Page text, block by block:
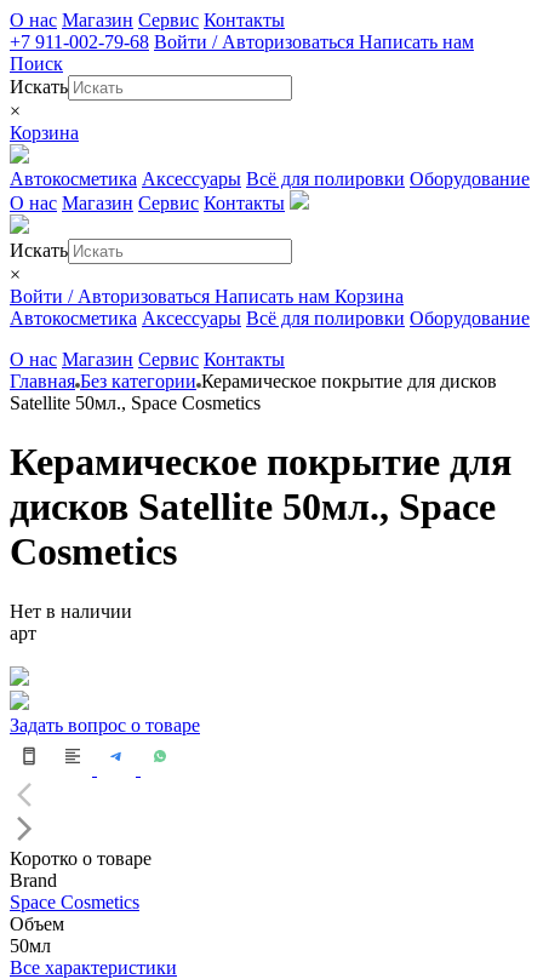
О нас Магазин Сервис Контакты
+7 911-002-79-68 Войти / Авторизоваться Написать нам
Поиск
Искать
×
Корзина
Автокосметика Аксессуары Всё для полировки Оборудование
О нас Магазин Сервис Контакты
Искать
×
Войти / Авторизоваться Написать нам Корзина
Автокосметика Аксессуары Всё для полировки Оборудование
О нас Магазин Сервис Контакты
Главная Без категории Керамическое покрытие для дисков
Satellite 50мл., Space Cosmetics
Керамическое покрытие для
дисков Satellite 50мл., Space
Cosmetics
Нет в наличии
арт
Задать вопрос о товаре
Коротко о товаре
Brand
Space Cosmetics
Объем
50мл
Все характеристики